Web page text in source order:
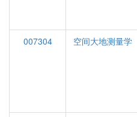
007304
空间大地测量学